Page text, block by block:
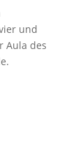
und
Aula des